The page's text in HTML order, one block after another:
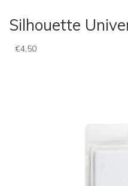
Silhouette
€4,50